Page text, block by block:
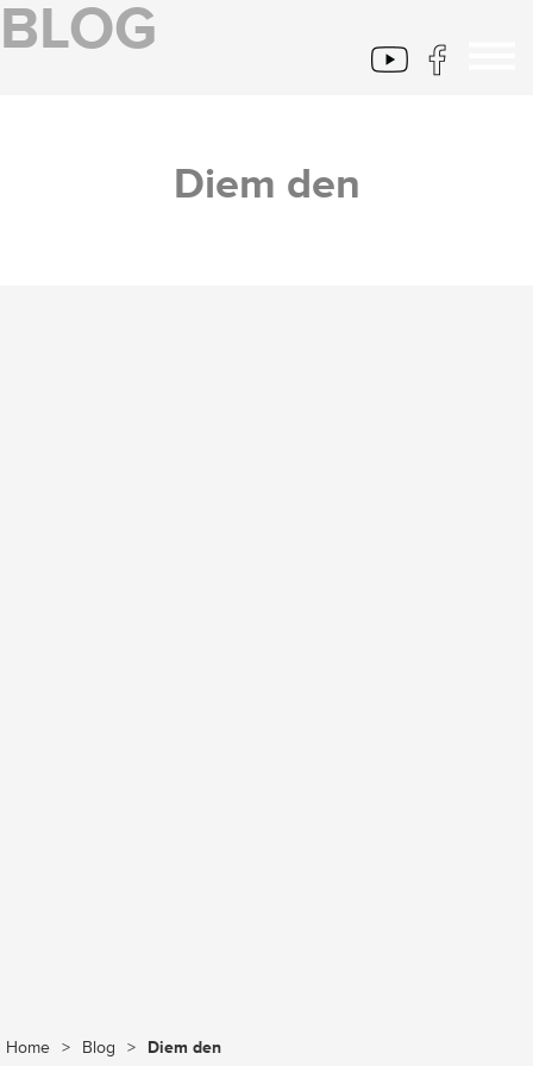
BLOG
Diem den
Home > Blog > Diem den